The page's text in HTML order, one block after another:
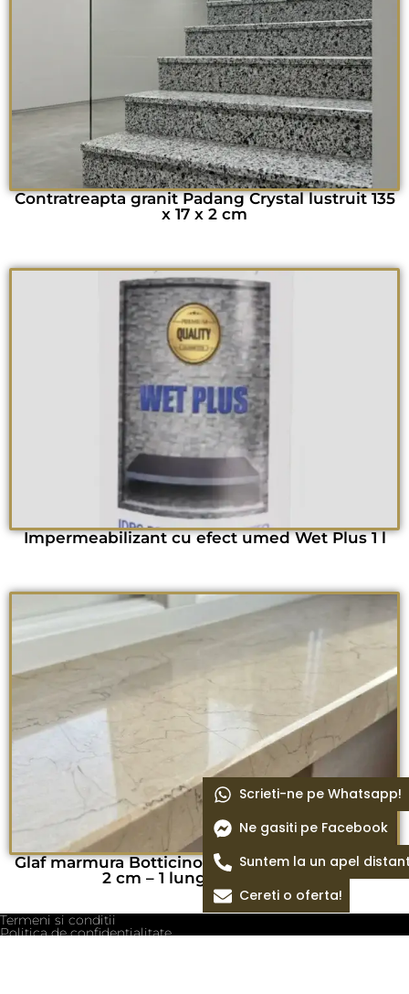
Contratreapta granit Padang Crystal lustruit 135
x 17 x 2 cm
Impermeabilizant cu efect umed Wet Plus 1 l
Glaf marmura Botticino Royal lustruit 100 x 20 x
2 cm – 1 lungime bizotata
Termeni si conditii
Politica de confidentialitate
Scrieti-ne pe Whatsapp!
Ne gasiti pe Facebook
Suntem la un apel
Cereti o oferta!